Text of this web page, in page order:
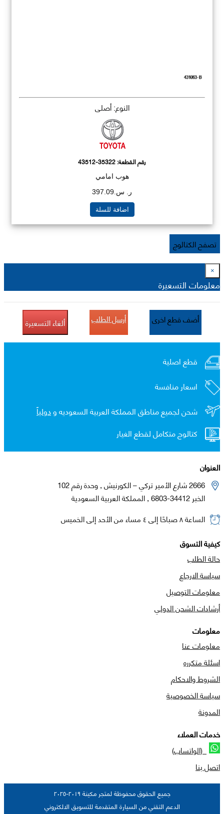
النوع: أصلي
رقم القطعة:43512-35322
هوب امامي
ر. س.397.09
اضافة للسلة
تصفح الكتالوج
×
معلومات التسعيرة
أضف قطع اخرى أرسل الطلب ألغاء التسعيرة
قطع اصلية
اسعار منافسة
شحن لجميع مناطق المملكة العربية السعوديه ودولياً
كتالوج متكامل لقطع الغيار
العنوان
2666 شارع الأمير تركي – الكورنيش , وحدة رقم 102
الخبر 34412-6803 , المملكة العربية السعودية
الساعة ٨ صباحًا إلى ٤ مساء من الأحد إلى الخميس
كيفية التسوق
حالة الطلب
سياسة الارجاع
معلومات التوصيل
أرشادات الشحن الدولي
معلومات
معلومات عنا
اسئلة متكرره
الشروط والاحكام
سياسة الخصوصية
المدونة
خدمات العملاء
(الواتساب)
اتصل بنا
جميع الحقوق محفوظة لمتجر مكينة ٢٠١٩-٢٠٢٥
الدعم التقني من السيارة المتقدمة للتسويق الالكتروني